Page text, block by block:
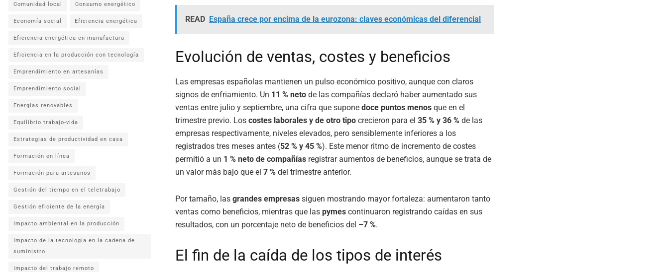
READ España crece por encima de la eurozona: claves económicas del diferencial
Evolución de ventas, costes y beneficios
Las empresas españolas mantienen un pulso económico positivo, aunque con claros
signos de enfriamiento. Un 11 % neto de las compañías declaró haber aumentado sus
ventas entre julio y septiembre, una cifra que supone doce puntos menos que en el
trimestre previo. Los costes laborales y de otro tipo crecieron para el 35 % y 36 % de las
empresas respectivamente, niveles elevados, pero sensiblemente inferiores a los
registrados tres meses antes (52 % y 45 %). Este menor ritmo de incremento de costes
permitió a un 1 % neto de compañías registrar aumentos de beneficios, aunque se trata de
un valor más bajo que el 7 % del trimestre anterior.
Por tamaño, las grandes empresas siguen mostrando mayor fortaleza: aumentaron tanto
ventas como beneficios, mientras que las pymes continuaron registrando caídas en sus
resultados, con un porcentaje neto de beneficios del –7 %.
El fin de la caída de los tipos de interés
Comunidad local Consumo energético
Economía social Eficiencia energética
Eficiencia energética en manufactura
Eficiencia en la producción con tecnología
Emprendimiento en artesanías
Emprendimiento social
Energías renovables
Equilibrio trabajo-vida
Estrategias de productividad en casa
Formación en línea
Formación para artesanos
Gestión del tiempo en el teletrabajo
Gestión eficiente de la energía
Impacto ambiental en la producción
Impacto de la tecnología en la cadena de
suministro
Impacto del trabajo remoto